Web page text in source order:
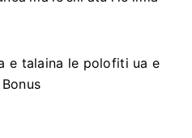
e talaina le polofiti ua e